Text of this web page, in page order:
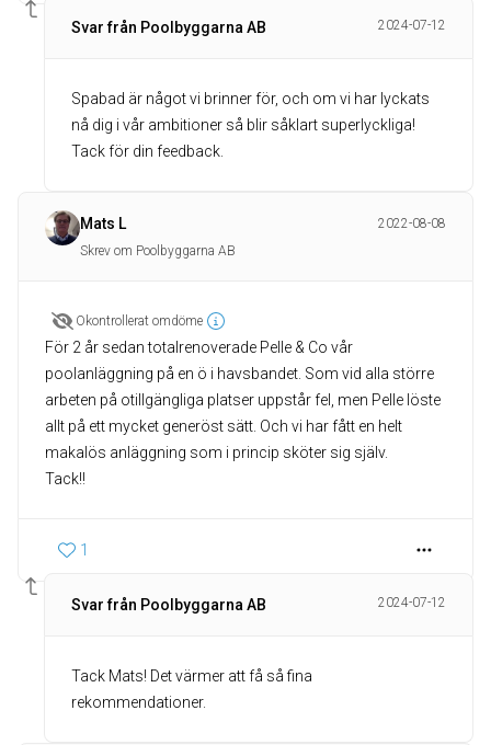
Svar från Poolbyggarna AB 2024-07-12
Spabad är något vi brinner för, och om vi har lyckats
nå dig i vår ambitioner så blir såklart superlyckliga!
Tack för din feedback.
Mats L
2022-08-08
Skrev om Poolbyggarna AB
Okontrollerat omdöme
För 2 år sedan totalrenoverade Pelle & Co vår
poolanläggning på en ö i havsbandet. Som vid alla större
arbeten på otillgängliga platser uppstår fel, men Pelle löste
allt på ett mycket generöst sätt. Och vi har fått en helt
makalös anläggning som i princip sköter sig själv.
Tack!!
1
Svar från Poolbyggarna AB 2024-07-12
Tack Mats! Det värmer att få så fina
rekommendationer.